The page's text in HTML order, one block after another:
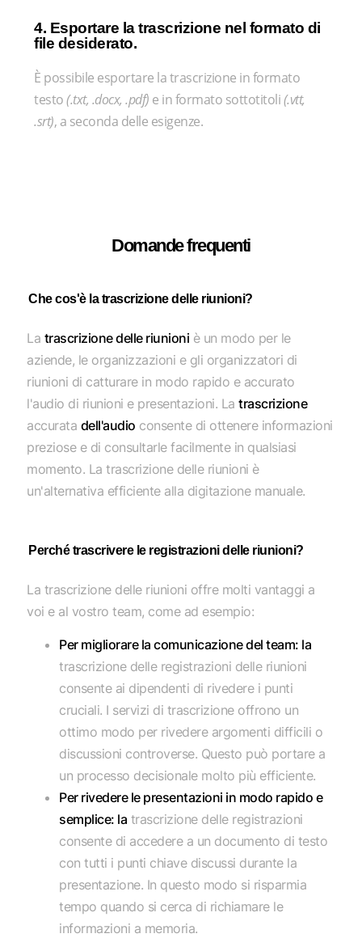
4. Esportare la trascrizione nel formato di
file desiderato.
È possibile esportare la trascrizione in formato
testo(.txt, .docx, .pdf) e in formato sottotitoli(.vtt,
.srt), a seconda delle esigenze.
Domande frequenti
Che cos'è la trascrizione delle riunioni?
La trascrizione delle riunioni è un modo per le
aziende, le organizzazioni e gli organizzatori di
riunioni di catturare in modo rapido e accurato
l'audio di riunioni e presentazioni. Latrascrizione
accurata dell'audio consente di ottenere informazioni
preziose e di consultarle facilmente in qualsiasi
momento. La trascrizione delle riunioni è
un'alternativa efficiente alla digitazione manuale.
Perché trascrivere le registrazioni delle riunioni?
La trascrizione delle riunioni offre molti vantaggi a
voi e al vostro team, come ad esempio:
Per migliorare la comunicazione del team: la
trascrizione delle registrazioni delle riunioni
consente ai dipendenti di rivedere i punti
cruciali. I servizi di trascrizione offrono un
ottimo modo per rivedere argomenti difficili o
discussioni controverse. Questo può portare a
un processo decisionale molto più efficiente.
Per rivedere le presentazioni in modo rapido e
semplice: la trascrizione delle registrazioni
consente di accedere a un documento di testo
con tutti i punti chiave discussi durante la
presentazione. In questo modo si risparmia
tempo quando si cerca di richiamare le
informazioni a memoria.